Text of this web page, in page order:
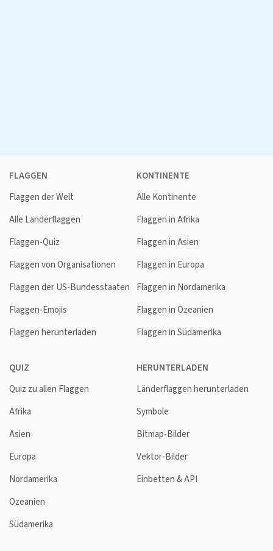
FLAGGEN
Flaggen der Welt
Alle Länderflaggen
Flaggen-Quiz
Flaggen von Organisationen
Flaggen der US-Bundesstaaten
Flaggen-Emojis
Flaggen herunterladen
KONTINENTE
Alle Kontinente
Flaggen in Afrika
Flaggen in Asien
Flaggen in Europa
Flaggen in Nordamerika
Flaggen in Ozeanien
Flaggen in Südamerika
QUIZ
Quiz zu allen Flaggen
Afrika
Asien
Europa
Nordamerika
Ozeanien
Südamerika
HERUNTERLADEN
Länderflaggen herunterladen
Symbole
Bitmap-Bilder
Vektor-Bilder
Einbetten & API